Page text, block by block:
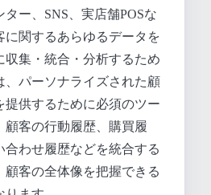
ター、SNS、実店舗POSな
に関するあらゆるデータを
収集・統合・分析するため
、パーソナライズされた顧
提供するために必須のツー
顧客の行動履歴、購買履
合わせ履歴などを統合する
顧客の全体像を把握できる